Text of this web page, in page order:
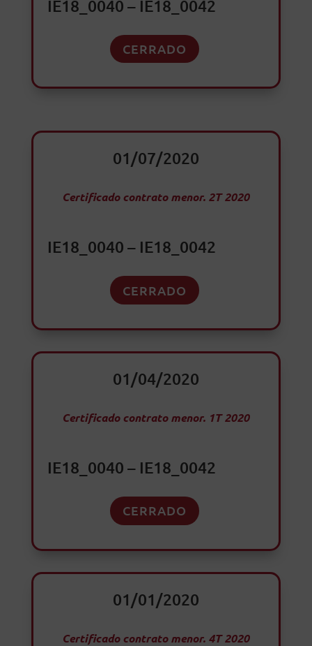
IE18_0040 – IE18_0042
CERRADO
01/07/2020
Certificado contrato menor. 2T 2020
IE18_0040 – IE18_0042
CERRADO
01/04/2020
Certificado contrato menor. 1T 2020
IE18_0040 – IE18_0042
CERRADO
01/01/2020
Certificado contrato menor. 4T 2020